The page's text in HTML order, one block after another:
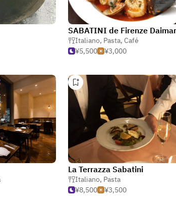
Italiano, Pasta, Café
¥5,500
¥3,000
La Terrazza Sabatini
Italiano, Pasta
¥8,500
¥3,500